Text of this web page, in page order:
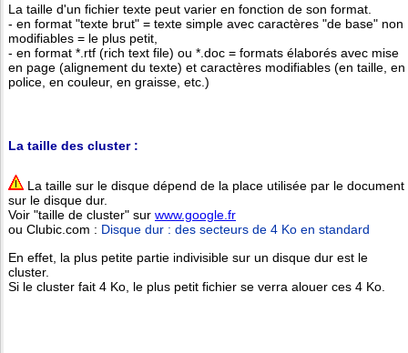
La taille d'un fichier texte peut varier en fonction de son format.
- en format "texte brut" = texte simple avec caractères "de base" non
modifiables = le plus petit,
- en format *.rtf (rich text file) ou *.doc = formats élaborés avec mise
en page (alignement du texte) et caractères modifiables (en taille, en
police, en couleur, en graisse, etc.)
La taille des cluster :
La taille sur le disque dépend de la place utilisée par le document
sur le disque dur.
Voir "taille de cluster" sur www.google.fr
ou Clubic.com : Disque dur : des secteurs de 4 Ko en standard
En effet, la plus petite partie indivisible sur un disque dur est le
cluster.
Si le cluster fait 4 Ko, le plus petit fichier se verra alouer ces 4 Ko.